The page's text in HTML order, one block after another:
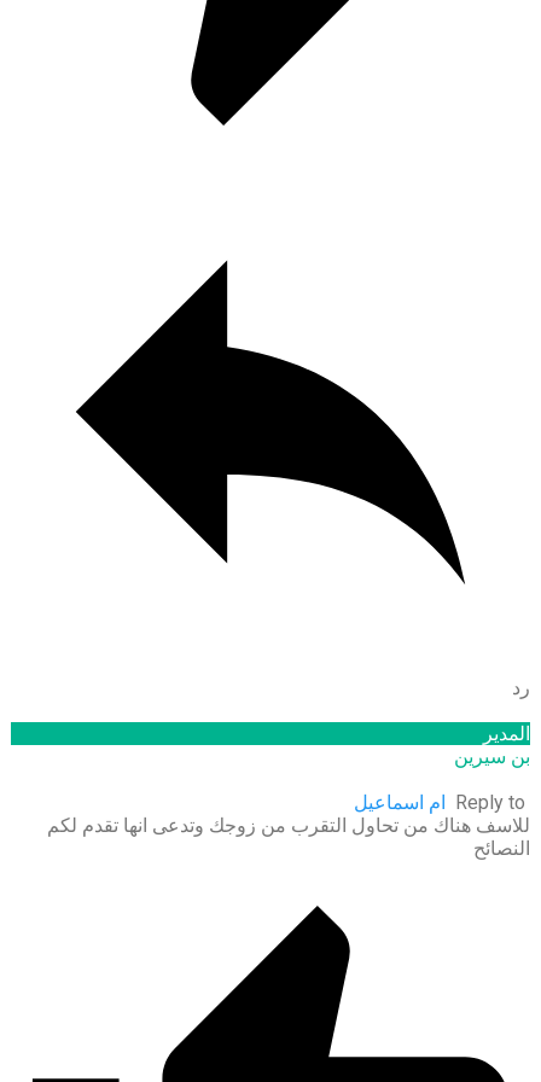
رد
المدير
بن سيرين
ام اسماعيل
للاسف هناك من تحاول التقرب من زوجك وتدعى انها تقدم لكم
النصائح